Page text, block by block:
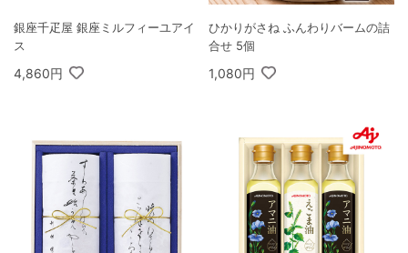
銀座千疋屋 銀座ミルフィーユアイ
ス
4,860円
ひかりがさね ふんわりバームの詰
合せ 5個
1,080円